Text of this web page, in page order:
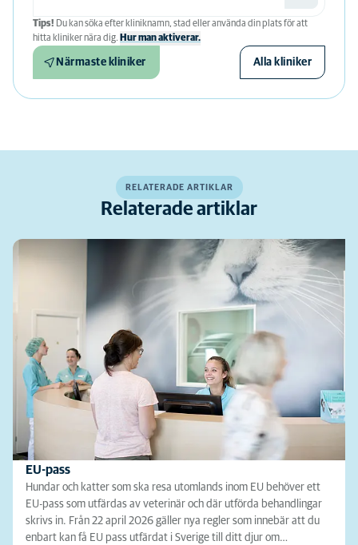
Tips! Du kan söka efter kliniknamn, stad eller använda din plats för att
hitta kliniker nära dig. Hur man aktiverar.
Närmaste kliniker Alla kliniker
RELATERADE ARTIKLAR
Relaterade artiklar
EU-pass
Hundar och katter som ska resa utomlands inom EU behöver ett
EU-pass som utfärdas av veterinär och där utförda behandlingar
skrivs in. Från 22 april 2026 gäller nya regler som innebär att du
enbart kan få EU pass utfärdat i Sverige till ditt djur om…